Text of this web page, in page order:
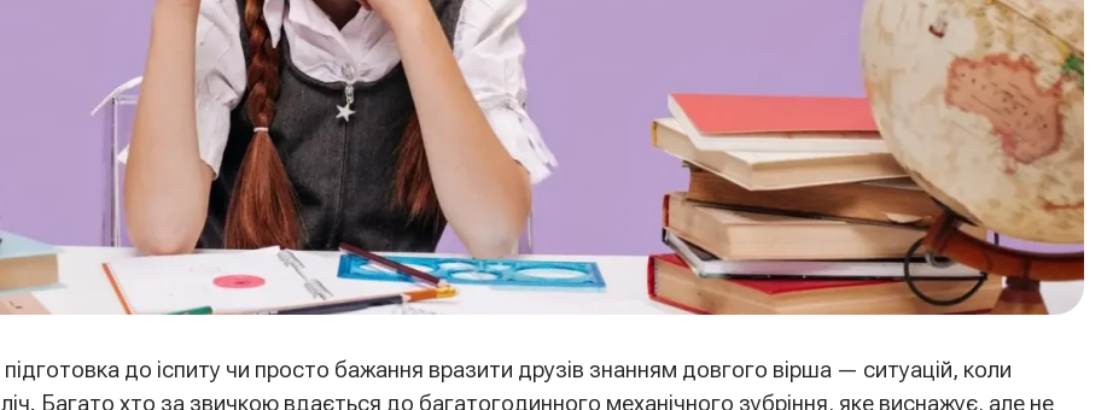
до іспиту чи просто бажання вразити друзів знанням довгого вірша — ситуацій, коли
Багато хто за звичкою вдається до багатогодинного механічного зубріння, яке виснажує, але не